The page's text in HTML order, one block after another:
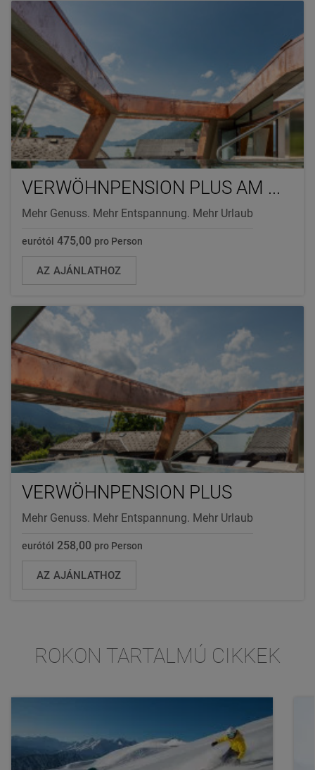
VERWÖHNPENSION PLUS AM ...
Mehr Genuss. Mehr Entspannung. Mehr Urlaub
eurótól 475,00 pro Person
AZ AJÁNLATHOZ
VERWÖHNPENSION PLUS
Mehr Genuss. Mehr Entspannung. Mehr Urlaub
eurótól 258,00 pro Person
AZ AJÁNLATHOZ
ROKON TARTALMÚ CIKKEK